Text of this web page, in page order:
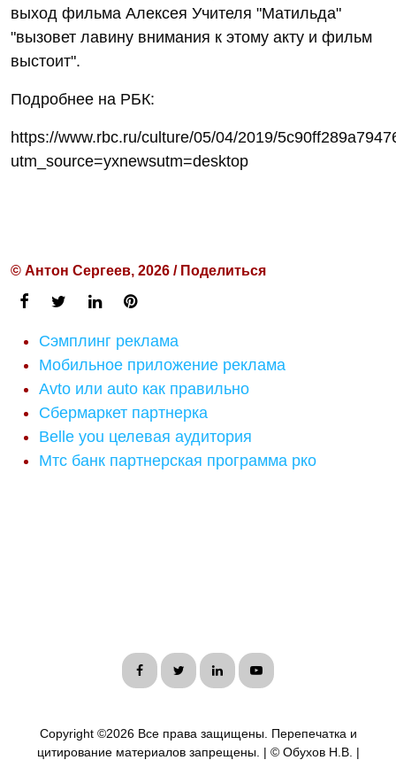
выход фильма Алексея Учителя "Матильда"
"вызовет лавину внимания к этому акту и фильм
выстоит".
Подробнее на РБК:
https://www.rbc.ru/culture/05/04/2019/
utm_source=yxnewsutm=desktop
© Антон Сергеев, 2026 / Поделиться
Сэмплинг реклама
Мобильное приложение реклама
Avto или auto как правильно
Сбермаркет партнерка
Belle you целевая аудитория
Мтс банк партнерская программа рко
Copyright ©2026 Все права защищены. Перепечатка и
цитирование материалов запрещены. | © Обухов Н.В. |